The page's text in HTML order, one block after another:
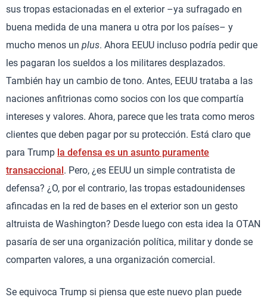
sus tropas estacionadas en el exterior –ya sufragado en
buena medida de una manera u otra por los países– y
mucho menos un plus. Ahora EEUU incluso podría pedir que
les pagaran los sueldos a los militares desplazados.
También hay un cambio de tono. Antes, EEUU trataba a las
naciones anfitrionas como socios con los que compartía
intereses y valores. Ahora, parece que les trata como meros
clientes que deben pagar por su protección. Está claro que
para Trump la defensa es un asunto puramente
transaccional. Pero, ¿es EEUU un simple contratista de
defensa? ¿O, por el contrario, las tropas estadounidenses
afincadas en la red de bases en el exterior son un gesto
altruista de Washington? Desde luego con esta idea la OTAN
pasaría de ser una organización política, militar y donde se
comparten valores, a una organización comercial.
Se equivoca Trump si piensa que este nuevo plan puede